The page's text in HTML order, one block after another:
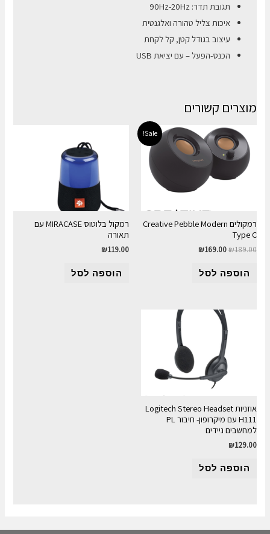
תגובת תדר: 90Hz-20Hz
איכות צליל טהורה ואלגנטית
עיצוב בגודל קטן, קל לקחת
הכנס-הפעל – עם יציאת USB
מוצרים קשורים
Sale!
רמקולים Creative Pebble Modern
Type C
₪189.00
₪169.00
הוספה לסל
רמקול בלוטוס MIRACASE עם
תאורה
₪119.00
הוספה לסל
אוזניות Logitech Stereo Headset
H111 עם מיקרופון- חיבור PL
למחשבים ניידים
₪129.00
הוספה לסל